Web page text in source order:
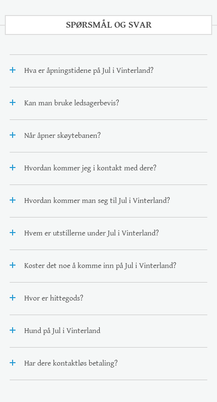
SPØRSMÅL OG SVAR
Hva er åpningstidene på Jul i Vinterland?
Kan man bruke ledsagerbevis?
Når åpner skøytebanen?
Hvordan kommer jeg i kontakt med dere?
Hvordan kommer man seg til Jul i Vinterland?
Hvem er utstillerne under Jul i Vinterland?
Koster det noe å komme inn på Jul i Vinterland?
Hvor er hittegods?
Hund på Jul i Vinterland
Har dere kontaktløs betaling?